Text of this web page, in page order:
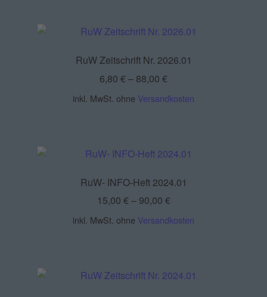
RuW Zeitschrift Nr. 2026.01
6,80 €– 88,00 €
inkl. MwSt. ohne Versandkosten
RuW- INFO-Heft 2024.01
15,00 €– 90,00 €
inkl. MwSt. ohne Versandkosten